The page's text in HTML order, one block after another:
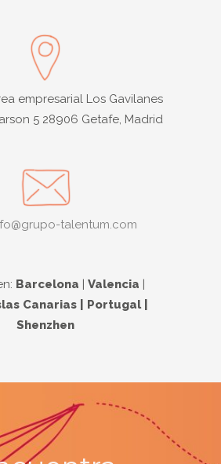
empresarial Los Gavilanes
5 28906 Getafe, Madrid
talentum.com
Barcelona | Valencia |
Canarias | Portugal |
Shenzhen